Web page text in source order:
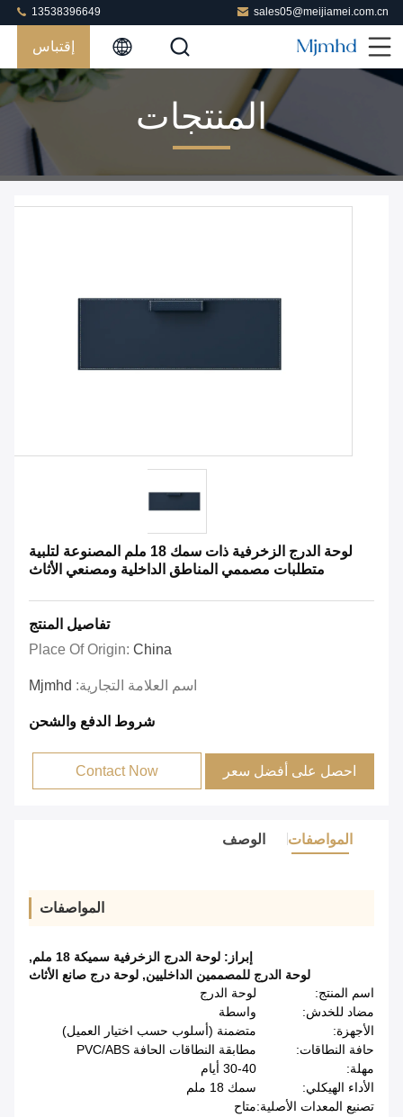
sales05@meijiamei.com.cn
13538396649
إقتباس
المنتجات
لوحة الدرج الزخرفية ذات سمك 18 ملم المصنوعة لتلبية
متطلبات مصممي المناطق الداخلية ومصنعي الأثاث
تفاصيل المنتج
Place Of Origin: China
اسم العلامة التجارية: Mjmhd
شروط الدفع والشحن
احصل على أفضل سعر Contact Now
المواصفات الوصف
المواصفات
إبراز: لوحة الدرج الزخرفية سميكة 18 ملم
,
لوحة الدرج للمصممين الداخليين, لوحة درج صانع الأثاث
اسم المنتج:
لوحة الدرج
مضاد للخدش:
واسطة
الأجهزة:
متضمنة (أسلوب حسب اختيار العميل)
حافة النطاقات:
مطابقة النطاقات الحافة PVC/ABS
مهلة:
30-40 أيام
الأداء الهيكلي:
سمك 18 ملم
تصنيع المعدات الأصلية:متاح